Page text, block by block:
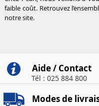
faible coût.Retrouvez
notre site.
Aide / Contact
Tél : 025 884 800
Modes de